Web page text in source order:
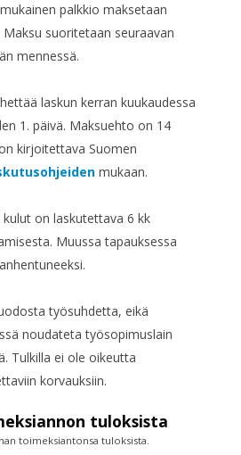
palkkio maksetaan
suoritetaan seuraavan
mennessä.
laskun kerran kuukaudessa
1. päivä. Maksuehto on 14
kirjoitettava Suomen
mukaan.
on laskutettava 6 kk
Muussa tapauksessa
työsuhdetta, eikä
noudateta työsopimuslain
Tulkilla ei ole oikeutta
korvauksiin.
tuloksista
toimeksiantonsa tuloksista.